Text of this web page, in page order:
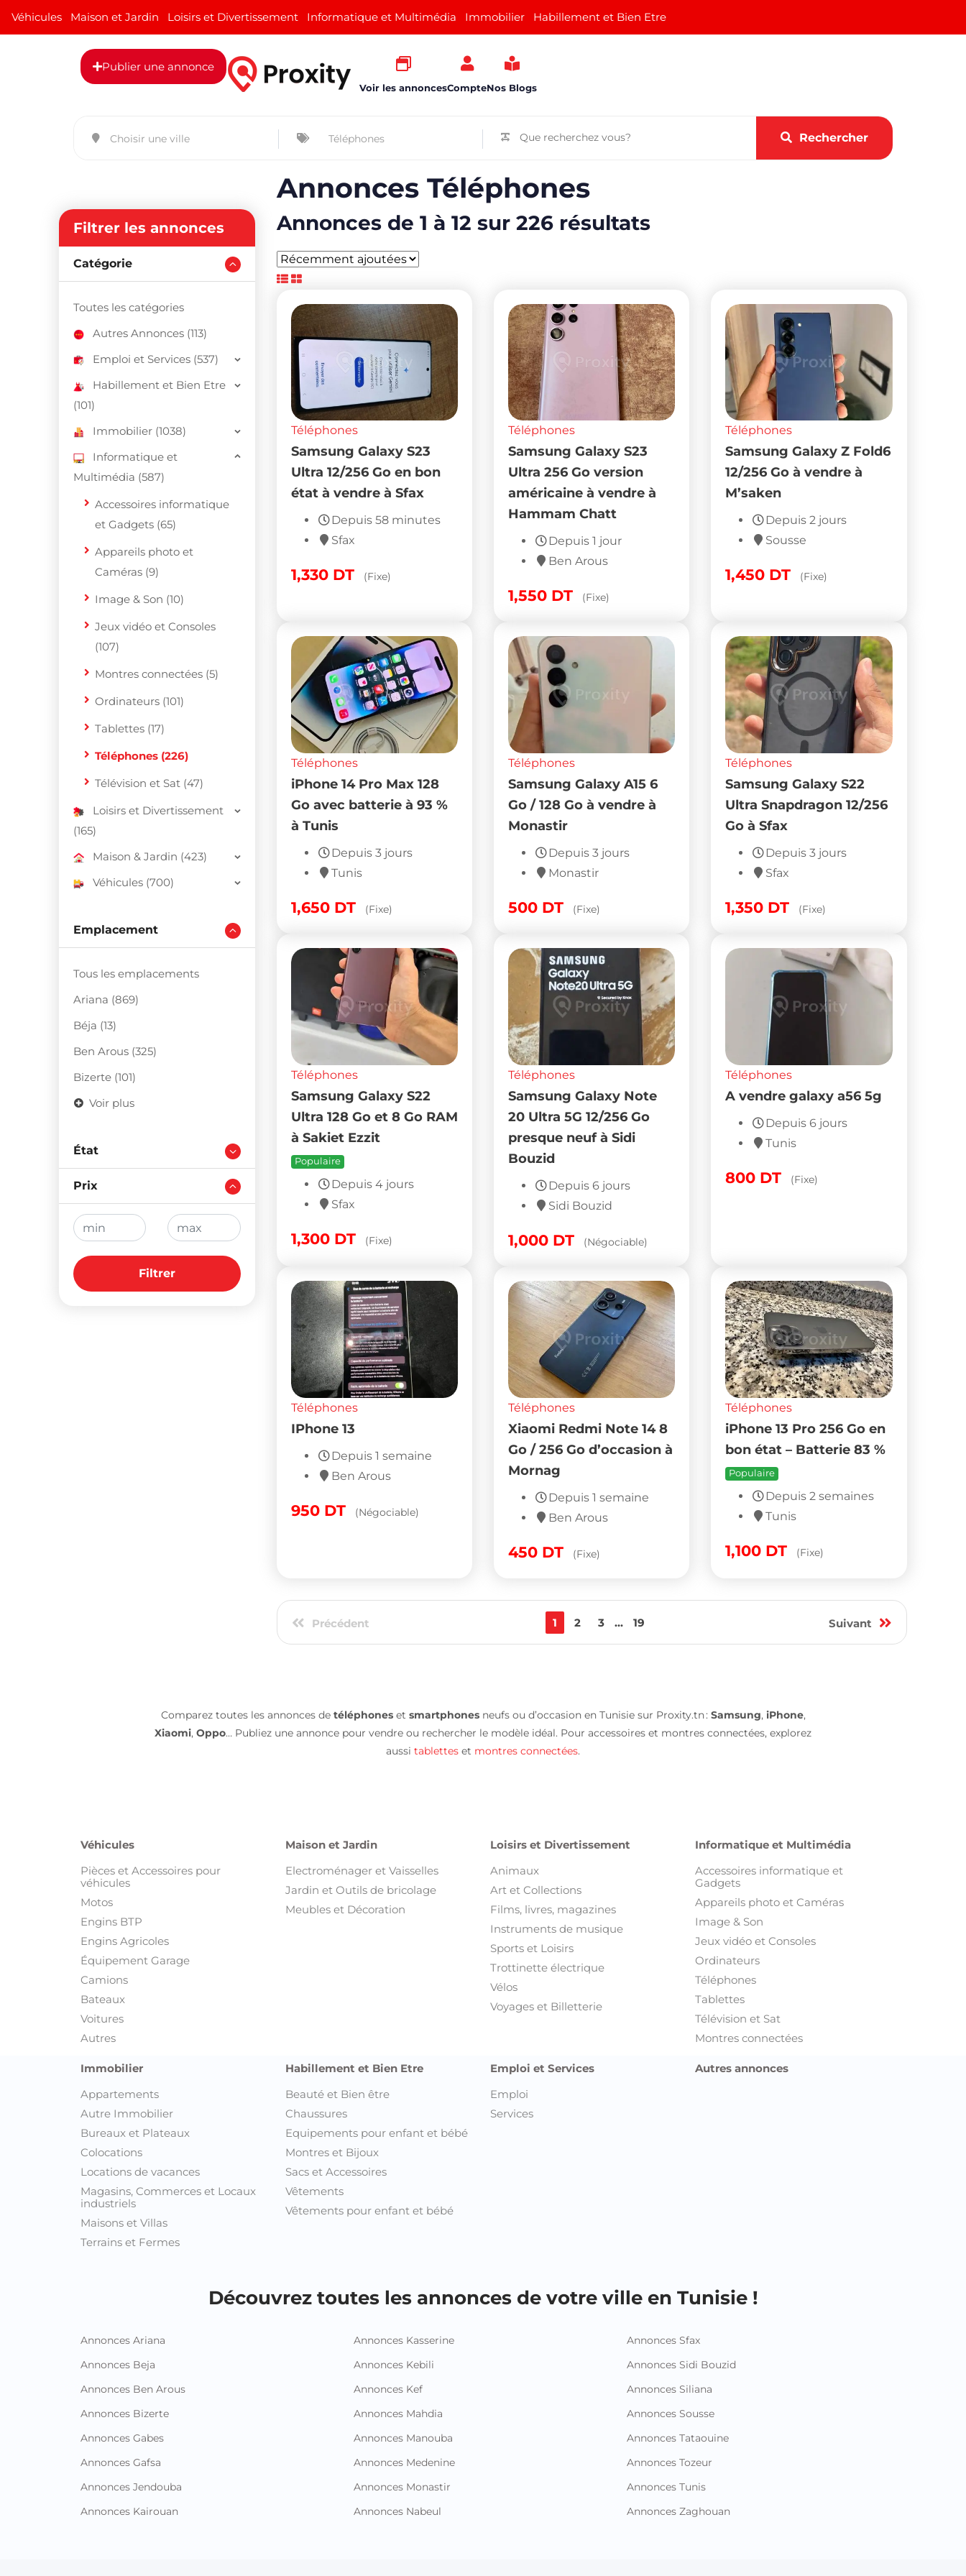
Véhicules Maison et Jardin Loisirs et Divertissement Informatique et Multimédia Immobilier Habillement et Bien Etre
Publier une annonce
Voir les annoncesCompteNos Blogs
Rechercher
Filtrer les annonces
Catégorie
Toutes les catégories
Autres Annonces (113)
Emploi et Services (537)
Habillement et Bien Etre
(101)
Immobilier (1038)
Informatique et
Multimédia (587)
Accessoires informatique
et Gadgets (65)
Appareils photo et
Caméras (9)
Image & Son (10)
Jeux vidéo et Consoles
(107)
Montres connectées (5)
Ordinateurs (101)
Tablettes (17)
Téléphones (226)
Télévision et Sat (47)
Loisirs et Divertissement
(165)
Maison & Jardin (423)
Véhicules (700)
Emplacement
Tous les emplacements
Ariana (869)
Béja (13)
Ben Arous (325)
Bizerte (101)
Voir plus
État
Prix
Filtrer
Annonces Téléphones
Annonces de 1 à 12 sur 226 résultats
Téléphones
Samsung Galaxy S23
Ultra 12/256 Go en bon
état à vendre à Sfax
Depuis 58 minutes
Sfax
1,330 DT (Fixe)
Téléphones
Samsung Galaxy S23
Ultra 256 Go version
américaine à vendre à
Hammam Chatt
Depuis 1 jour
Ben Arous
1,550 DT (Fixe)
Téléphones
Samsung Galaxy Z Fold6
12/256 Go à vendre à
M’saken
Depuis 2 jours
Sousse
1,450 DT (Fixe)
Téléphones
iPhone 14 Pro Max 128
Go avec batterie à 93 %
à Tunis
Depuis 3 jours
Tunis
1,650 DT (Fixe)
Téléphones
Samsung Galaxy A15 6
Go / 128 Go à vendre à
Monastir
Depuis 3 jours
Monastir
500 DT (Fixe)
Téléphones
Samsung Galaxy S22
Ultra Snapdragon 12/256
Go à Sfax
Depuis 3 jours
Sfax
1,350 DT (Fixe)
Téléphones
Samsung Galaxy S22
Ultra 128 Go et 8 Go RAM
à Sakiet Ezzit
Populaire
Depuis 4 jours
Sfax
1,300 DT (Fixe)
Téléphones
Samsung Galaxy Note
20 Ultra 5G 12/256 Go
presque neuf à Sidi
Bouzid
Depuis 6 jours
Sidi Bouzid
1,000 DT (Négociable)
Téléphones
A vendre galaxy a56 5g
Depuis 6 jours
Tunis
800 DT (Fixe)
Téléphones
IPhone 13
Depuis 1 semaine
Ben Arous
950 DT (Négociable)
Téléphones
Xiaomi Redmi Note 14 8
Go / 256 Go d’occasion à
Mornag
Depuis 1 semaine
Ben Arous
450 DT (Fixe)
Téléphones
iPhone 13 Pro 256 Go en
bon état – Batterie 83 %
Populaire
Depuis 2 semaines
Tunis
1,100 DT (Fixe)
Précédent 1 2 3 ... 19 Suivant
Comparez toutes les annonces de téléphoneset smartphonesneufs ou d’occasion en Tunisie sur Proxity.tn : Samsung, iPhone,
Xiaomi, Oppo… Publiez une annonce pour vendre ou rechercher le modèle idéal. Pour accessoires et montres connectées, explorez
aussi tablettes et montres connectées.
Véhicules
Pièces et Accessoires pour
véhicules
Motos
Engins BTP
Engins Agricoles
Équipement Garage
Camions
Bateaux
Voitures
Autres
Maison et Jardin
Electroménager et Vaisselles
Jardin et Outils de bricolage
Meubles et Décoration
Loisirs et Divertissement
Animaux
Art et Collections
Films, livres, magazines
Instruments de musique
Sports et Loisirs
Trottinette électrique
Vélos
Voyages et Billetterie
Informatique et Multimédia
Accessoires informatique et
Gadgets
Appareils photo et Caméras
Image & Son
Jeux vidéo et Consoles
Ordinateurs
Téléphones
Tablettes
Télévision et Sat
Montres connectées
Immobilier
Appartements
Autre Immobilier
Bureaux et Plateaux
Colocations
Locations de vacances
Magasins, Commerces et Locaux
industriels
Maisons et Villas
Terrains et Fermes
Habillement et Bien Etre
Beauté et Bien être
Chaussures
Equipements pour enfant et bébé
Montres et Bijoux
Sacs et Accessoires
Vêtements
Vêtements pour enfant et bébé
Emploi et Services
Emploi
Services
Autres annonces
Découvrez toutes les annonces de votre ville en Tunisie !
Annonces Ariana
Annonces Beja
Annonces Ben Arous
Annonces Bizerte
Annonces Gabes
Annonces Gafsa
Annonces Jendouba
Annonces Kairouan
Annonces Kasserine
Annonces Kebili
Annonces Kef
Annonces Mahdia
Annonces Manouba
Annonces Medenine
Annonces Monastir
Annonces Nabeul
Annonces Sfax
Annonces Sidi Bouzid
Annonces Siliana
Annonces Sousse
Annonces Tataouine
Annonces Tozeur
Annonces Tunis
Annonces Zaghouan